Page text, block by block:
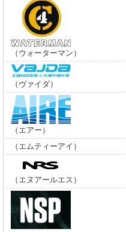
（ウォーターマン）
（ヴァイダ）
（エアー）
（エムティーアイ）
（エヌアールエス）